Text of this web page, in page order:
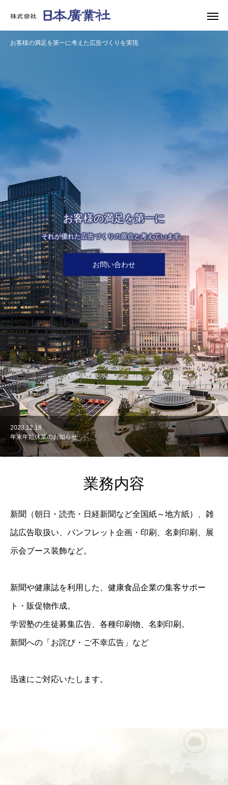
お客様の満足を第一に考えた広告づくりを実現
お客様の満足を第一に
それが優れた広告づくりの原点と考えています。
お問い合わせ
2023.12.18
年末年始休業のお知らせ
業務内容
新聞（朝日・読売・日経新聞など全国紙～地方紙）、雑
誌広告取扱い、パンフレット企画・印刷、名刺印刷、展
示会ブース装飾など。
新聞や健康誌を利用した、健康食品企業の集客サポー
ト・販促物作成。
学習塾の生徒募集広告、各種印刷物、名刺印刷。
新聞への「お詫び・ご不幸広告」など
迅速にご対応いたします。